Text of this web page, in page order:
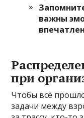
важны
при
Чтобы всё
задачи между